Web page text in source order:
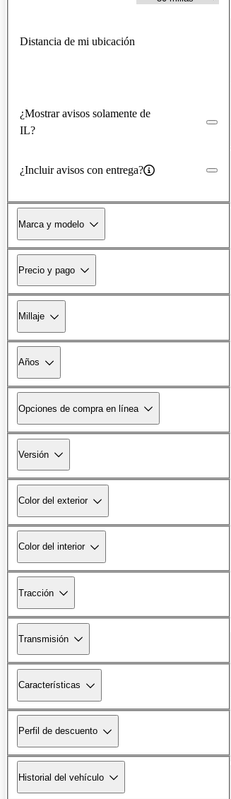
Distancia de mi ubicación
¿Mostrar avisos solamente de
IL?
¿Incluir avisos con entrega?
Marca y modelo
Precio y pago
Millaje
Años
Opciones de compra en línea
Versión
Color del exterior
Color del interior
Tracción
Transmisión
Características
Perfil de descuento
Historial del vehículo